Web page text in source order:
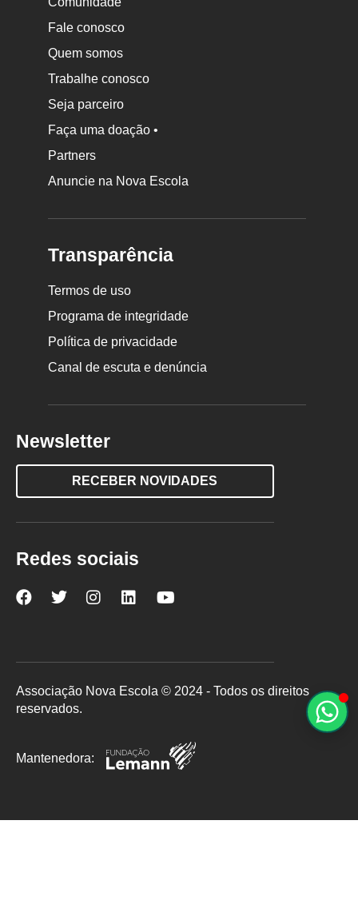
Fale conosco
Quem somos
Trabalhe conosco
Seja parceiro
Faça uma doação •
Partners
Anuncie na Nova Escola
Transparência
Termos de uso
Programa de integridade
Política de privacidade
Canal de escuta e denúncia
Newsletter
RECEBER NOVIDADES
Redes sociais
Nova
Facebook
Nova
Twitter
Nova
Instagram
Nova
LinkedInYouTube
Associação Nova Escola © 2024 - Todos os direitos
reservados.
Mantenedora: